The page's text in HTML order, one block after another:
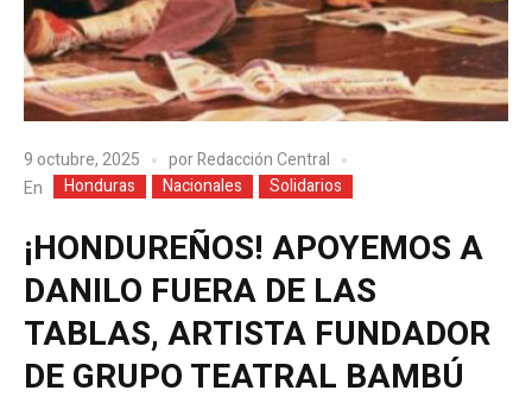
9 octubre, 2025 porRedacción Central
En
Honduras Nacionales Solidarios
¡HONDUREÑOS! APOYEMOS A
DANILO FUERA DE LAS
TABLAS, ARTISTA FUNDADOR
DE GRUPO TEATRAL BAMBÚ